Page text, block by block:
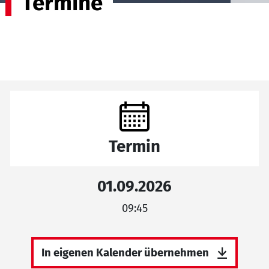
Termin
01.09.2026
09:45
In eigenen Kalender übernehmen